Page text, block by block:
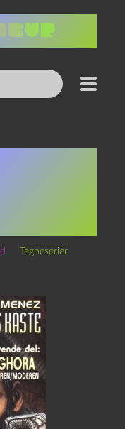
Tegneserier